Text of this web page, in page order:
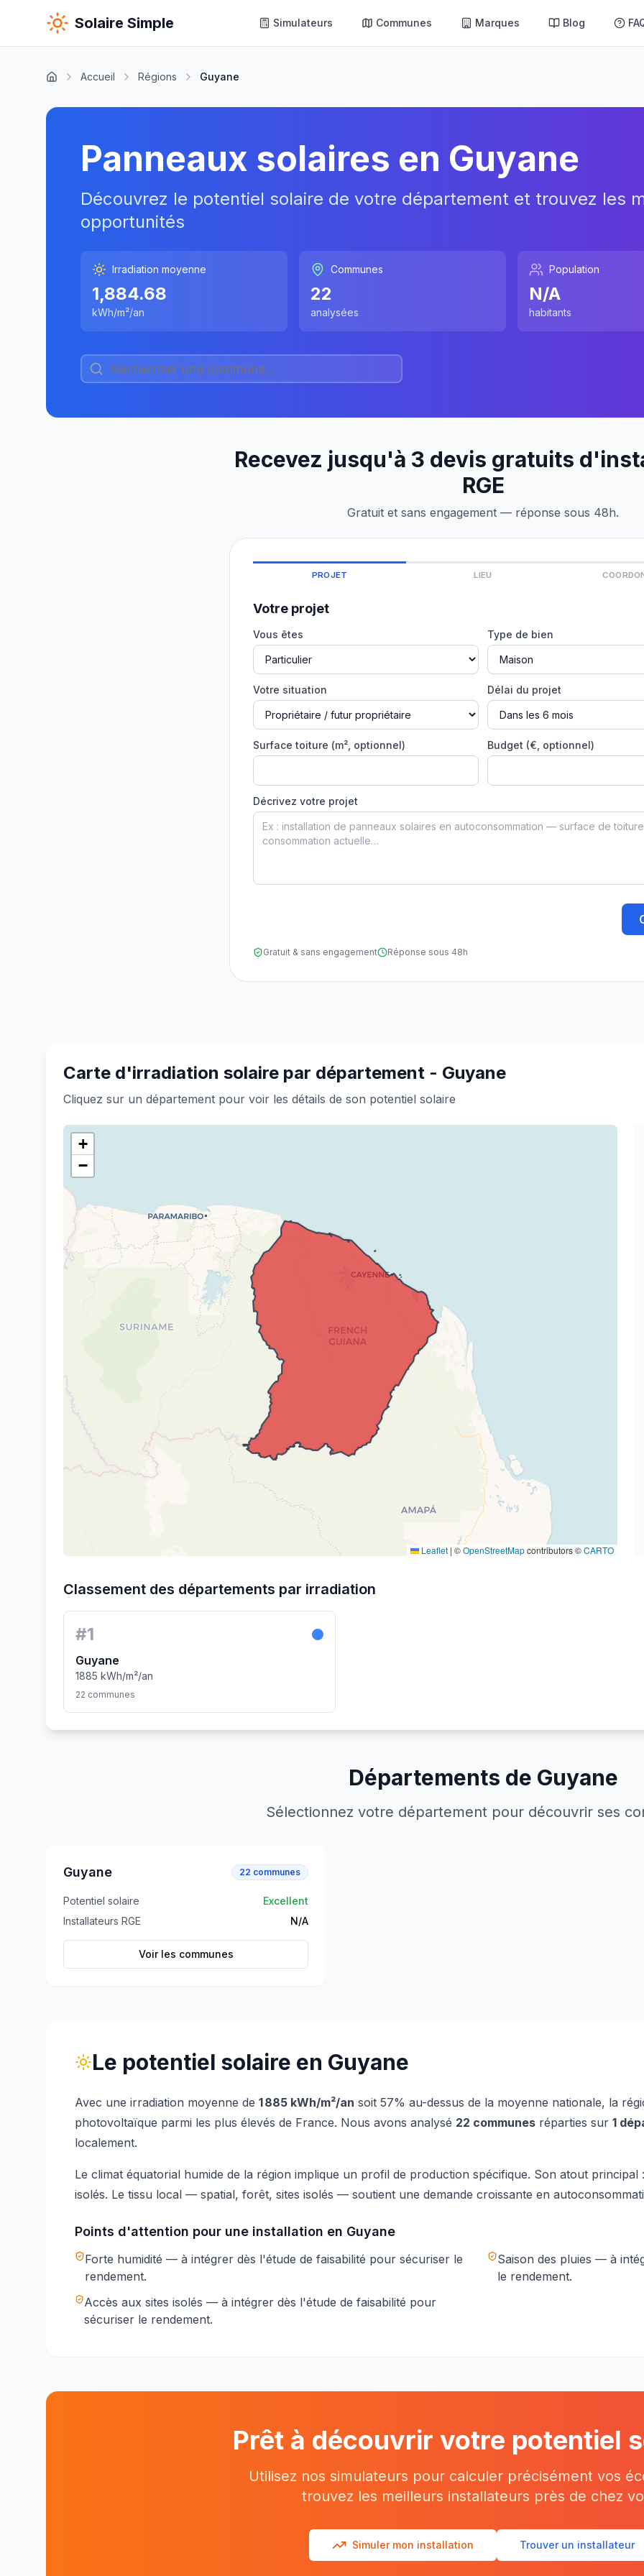
Solaire Simple Simulateurs Communes Marques Blog
Accueil Régions Guyane
Panneaux solaires en Guyane
Découvrez le potentiel solaire de votre département et trouvez les
opportunités
Irradiation moyenne
1,884.68
kWh/m²/an
Communes
22
analysées
Population
N/A
habitants
Recevez jusqu'à 3 devis gratuits
RGE
Gratuit et sans engagement — réponse sous 48h.
PROJET LIEU
Votre projet
Vous êtes Type de bien
Votre situation Délai du projet
Surface toiture (m², optionnel) Budget (€, optionnel)
Décrivez votre projet
Gratuit & sans engagement Réponse sous 48h
Carte d'irradiation solaire par département - Guyane
Cliquez sur un département pour voir les détails de son potentiel solaire
+
−
Leaflet | ©OpenStreetMapcontributors ©CARTO
Classement des départements par irradiation
#1
Guyane
1885 kWh/m²/an
22 communes
Départements de Guyane
Sélectionnez votre département pour découvrir ses
Guyane 22 communes
Potentiel solaire
Excellent
Installateurs RGE
N/A
Voir les communes
Le potentiel solaire en Guyane
Avec une irradiation moyenne de 1 885 kWh/m²/an soit 57% au-dessus de la moyenne nationale, la
photovoltaïque parmi les plus élevés de France. Nous avons analysé 22 communes réparties sur 1
localement.
Le climat équatorial humide de la région implique un profil de production spécifique. Son atout principal :
isolés. Le tissu local — spatial, forêt, sites isolés — soutient une demande croissante en
Points d'attention pour une installation en Guyane
Forte humidité — à intégrer dès l'étude de faisabilité pour sécuriser le
rendement.
Saison des pluies — à
le rendement.
Accès aux sites isolés — à intégrer dès l'étude de faisabilité pour
sécuriser le rendement.
Prêt à découvrir votre potentiel
Utilisez nos simulateurs pour calculer précisément vos
trouvez les meilleurs installateurs près de chez
Simuler mon installation Trouver un installateur